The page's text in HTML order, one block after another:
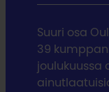
Suuri osa
39
joulukuussa